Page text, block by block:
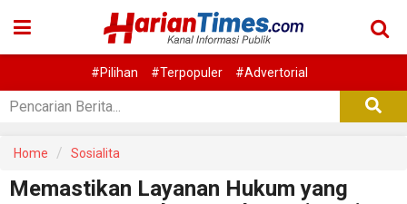
#Pilihan #Terpopuler #Advertorial
Home Sosialita
Memastikan Layanan Hukum yang